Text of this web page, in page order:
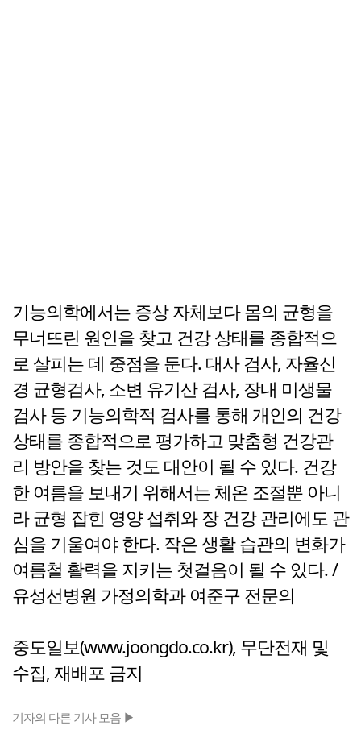
기능의학에서는 증상 자체보다 몸의 균형을
무너뜨린 원인을 찾고 건강 상태를 종합적으
로 살피는 데 중점을 둔다. 대사 검사, 자율신
경 균형검사, 소변 유기산 검사, 장내 미생물
검사 등 기능의학적 검사를 통해 개인의 건강
상태를 종합적으로 평가하고 맞춤형 건강관
리 방안을 찾는 것도 대안이 될 수 있다. 건강
한 여름을 보내기 위해서는 체온 조절뿐 아니
라 균형 잡힌 영양 섭취와 장 건강 관리에도 관
심을 기울여야 한다. 작은 생활 습관의 변화가
여름철 활력을 지키는 첫걸음이 될 수 있다. /
유성선병원 가정의학과 여준구 전문의
중도일보(www.joongdo.co.kr), 무단전재 및
수집, 재배포 금지
기자의 다른 기사 모음 ▶